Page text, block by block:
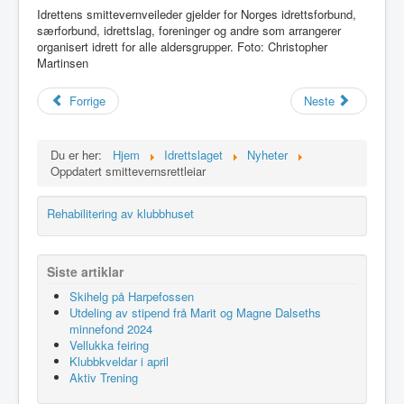
Hovudstyret
Idrettslaget
Medlemsskap
Idrettens smittevernveileder gjelder for Norges idrettsforbund,
særforbund, idrettslag, foreninger og andre som arrangerer
organisert idrett for alle aldersgrupper. Foto: Christopher
Martinsen
Forrige Neste
Du er her: Hjem Idrettslaget
Nyheter
Oppdatert smittevernsrettleiar
Rehabilitering av klubbhuset
Siste artiklar
Skihelg på Harpefossen
Utdeling av stipend frå Marit og Magne Dalseths
minnefond 2024
Vellukka feiring
Klubbkveldar i april
Aktiv Trening